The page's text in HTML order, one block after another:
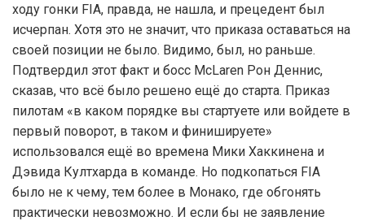
ходу гонки FIA, правда, не нашла, и прецедент был
исчерпан. Хотя это не значит, что приказа оставаться на
своей позиции не было. Видимо, был, но раньше.
Подтвердил этот факт и босс McLaren Рон Деннис,
сказав, что всё было решено ещё до старта. Приказ
пилотам «в каком порядке вы стартуете или войдете в
первый поворот, в таком и финишируете»
использовался ещё во времена Мики Хаккинена и
Дэвида Култхарда в команде. Но подкопаться FIA
было не к чему, тем более в Монако, где обгонять
практически невозможно. И если бы не заявление